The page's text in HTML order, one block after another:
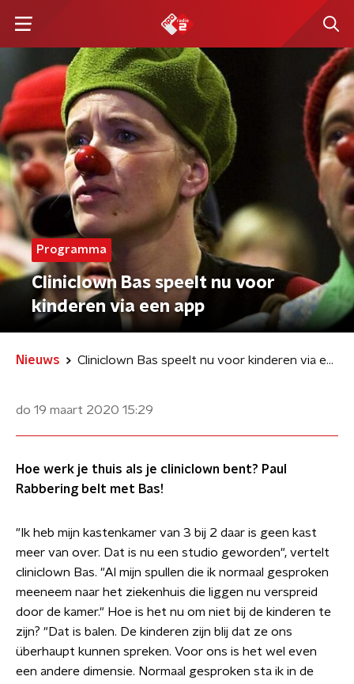
Programma
Cliniclown Bas speelt nu voor
kinderen via een app
Nieuws Cliniclown Bas speelt nu voor kinderen via een app
do 19 maart 2020 15:29
Hoe werk je thuis als je cliniclown bent? Paul
Rabbering belt met Bas!
"Ik heb mijn kastenkamer van 3 bij 2 daar is geen kast
meer van over. Dat is nu een studio geworden", vertelt
cliniclown Bas. "Al mijn spullen die ik normaal gesproken
meeneem naar het ziekenhuis die liggen nu verspreid
door de kamer." Hoe is het nu om niet bij de kinderen te
zijn? "Dat is balen. De kinderen zijn blij dat ze ons
überhaupt kunnen spreken. Voor ons is het wel even
een andere dimensie. Normaal gesproken sta ik in de